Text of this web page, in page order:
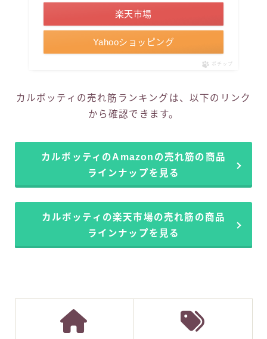
楽天市場
Yahooショッピング
ポチップ
カルボッティの売れ筋ランキングは、以下のリンク
から確認できます。
カルボッティのAmazonの売れ筋の商品
ラインナップを見る
カルボッティの楽天市場の売れ筋の商品
ラインナップを見る